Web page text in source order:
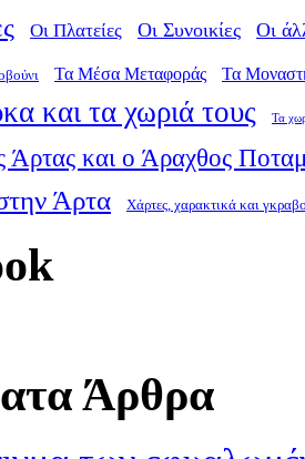
Οι Πλατείες Οι Συνοικίες Οι
Τα Μέσα Μεταφοράς Τα
και τα χωριά τους Τα
Άρτας και ο Άραχθος
Άρτα Χάρτες, χαρακτικά και
Άρθρα